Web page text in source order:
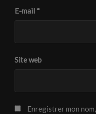
E-mail *
Site web
Enregistrer mon